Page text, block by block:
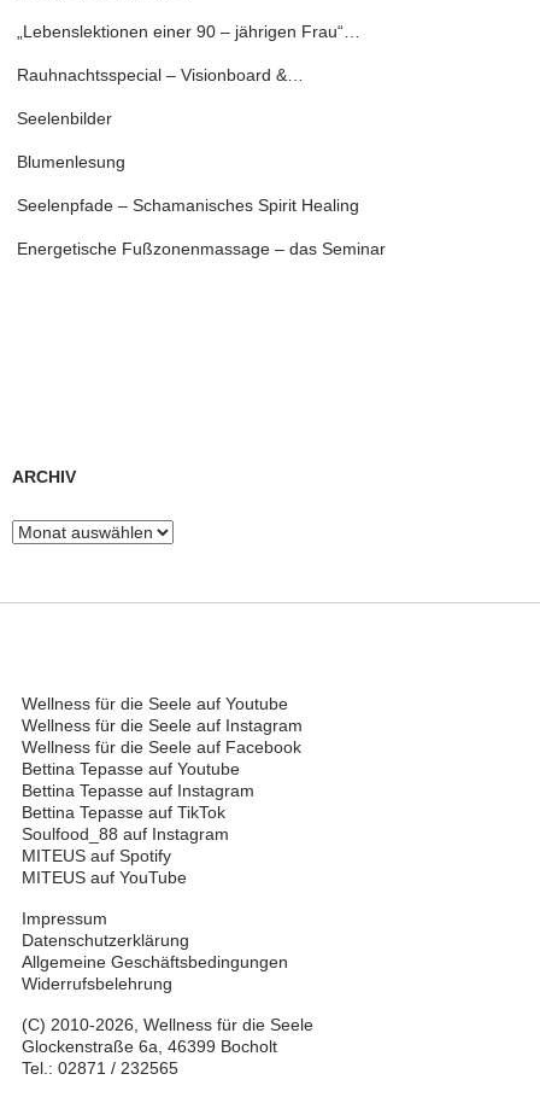
„Lebenslektionen einer 90 – jährigen Frau“…
Rauhnachtsspecial – Visionboard &…
Seelenbilder
Blumenlesung
Seelenpfade – Schamanisches Spirit Healing
Energetische Fußzonenmassage – das Seminar
ARCHIV
Archiv
Wellness für die Seele auf Youtube
Wellness für die Seele auf Instagram
Wellness für die Seele auf Facebook
Bettina Tepasse auf Youtube
Bettina Tepasse auf Instagram
Bettina Tepasse auf TikTok
Soulfood_88 auf Instagram
MITEUS auf Spotify
MITEUS auf YouTube
Impressum
Datenschutzerklärung
Allgemeine Geschäftsbedingungen
Widerrufsbelehrung
(C) 2010-2026, Wellness für die Seele
Glockenstraße 6a, 46399 Bocholt
Tel.: 02871 / 232565